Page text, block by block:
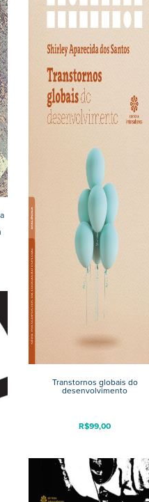
Transtornos globais do
desenvolvimento
R$99,00